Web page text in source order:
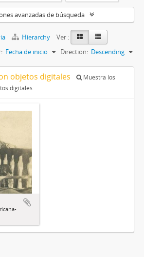
avanzadas de búsqueda
Hierarchy
Ver :
Fecha de inicio Direction: Descending
objetos digitales
Muestra los
digitales